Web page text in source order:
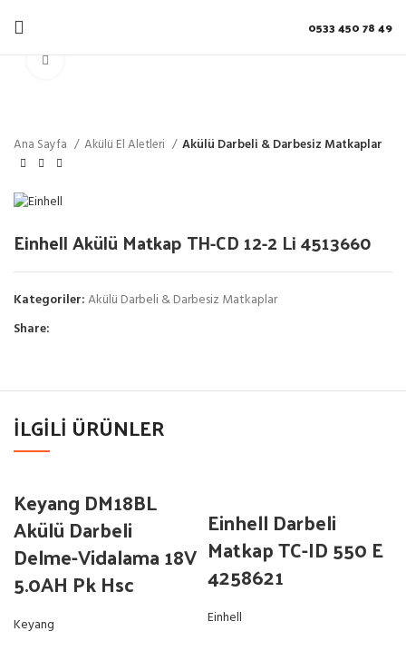
0533 450 78 49
Ana Sayfa Akülü El Aletleri Akülü Darbeli & Darbesiz Matkaplar
Einhell Akülü Matkap TH-CD 12-2 Li 4513660
Kategoriler:Akülü Darbeli & Darbesiz Matkaplar
Share:
İLGILI ÜRÜNLER
Keyang DM18BL
Akülü Darbeli
Delme-Vidalama 18V
5.0AH Pk Hsc
Keyang
Einhell Darbeli
Matkap TC-ID 550 E
4258621
Einhell